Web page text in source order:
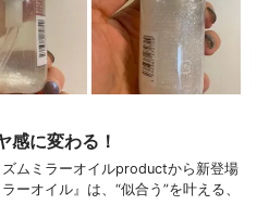
感に変わる！
ムミラーオイルproductから新登場
ーオイル』は、“似合う”を叶える、